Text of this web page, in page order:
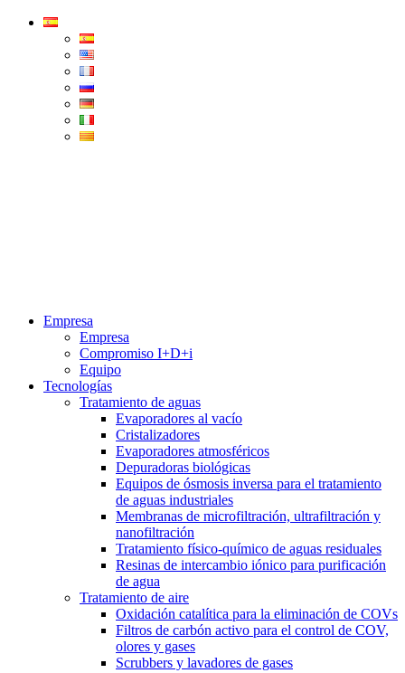
Condorchem
Empresa
Empresa
Compromiso I+D+i
Equipo
Tecnologías
Tratamiento de aguas
Evaporadores al vacío
Cristalizadores
Evaporadores atmosféricos
Depuradoras biológicas
Equipos de ósmosis inversa para el tratamiento
de aguas industriales
Membranas de microfiltración, ultrafiltración y
nanofiltración
Tratamiento físico-químico de aguas residuales
Resinas de intercambio iónico para purificación
de agua
Tratamiento de aire
Oxidación catalítica para la eliminación de COVs
Filtros de carbón activo para el control de COV,
olores y gases
Scrubbers y lavadores de gases